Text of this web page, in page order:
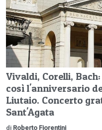
Vivaldi, Corelli,
così l'anniversario
Liutaio. Concerto
Sant'Agata
di Roberto Fiorentini